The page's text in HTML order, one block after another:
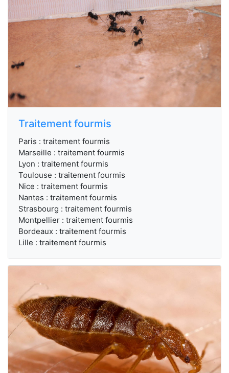
Traitement fourmis
Paris : traitement fourmis
Marseille : traitement fourmis
Lyon : traitement fourmis
Toulouse : traitement fourmis
Nice : traitement fourmis
Nantes : traitement fourmis
Strasbourg : traitement fourmis
Montpellier : traitement fourmis
Bordeaux : traitement fourmis
Lille : traitement fourmis